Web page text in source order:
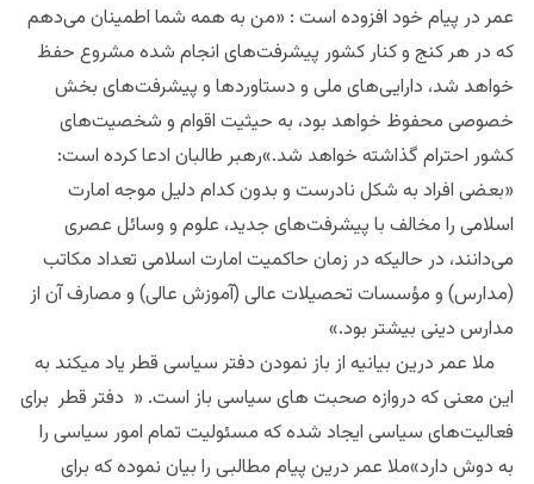
عمر در پیام خود افزوده است : «من به همه شما اطمینان می‌دهم
که در هر کنج و کنار کشور پیشرفت‌های انجام شده مشروع حفظ
خواهد شد، دارایی‌های ملی و دستاوردها و پیشرفت‌های بخش
خصوصی محفوظ خواهد بود، به حیثیت اقوام و شخصیت‌های
کشور احترام گذاشته خواهد شد.
»رهبر طالبان ادعا کرده است:
«بعضی افراد به شکل نادرست و بدون کدام دلیل موجه امارت
اسلامی را مخالف با پیشرفت‌های جدید، علوم و وسائل عصری
می‌دانند، در حالیکه در زمان حاکمیت امارت اسلامی تعداد مکاتب
(مدارس) و مؤسسات تحصیلات عالی (آموزش عالی) و مصارف آن از
مدارس دینی بیشتر بود.
»
ملا عمر درین بیانیه از باز نمودن دفتر سیاسی قطر یاد میکند به
این معنی که دروازه صحبت های سیاسی باز است. « دفتر قطر برای
فعالیت‌های سیاسی ایجاد شده که مسئولیت تمام امور سیاسی را
به دوش دارد»ملا عمر درین پیام مطالبی را بیان نموده که برای